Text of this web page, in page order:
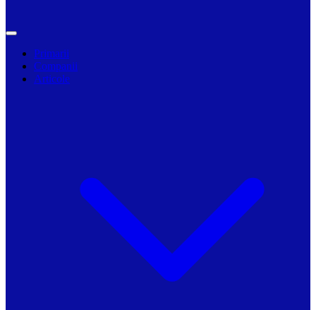
Primarii
Companii
Articole